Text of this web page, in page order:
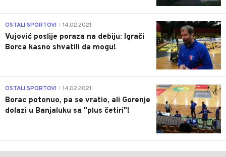
1
OSTALI SPORTOVI 14.02.2021.
Vujović poslije poraza na debiju: Igrači
Borca kasno shvatili da mogu!
3
OSTALI SPORTOVI 14.02.2021.
Borac potonuo, pa se vratio, ali Gorenje
dolazi u Banjaluku sa "plus četiri"!